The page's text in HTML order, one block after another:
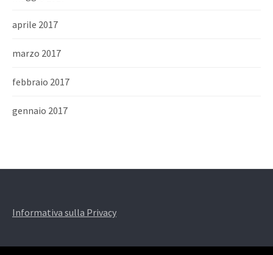
aprile 2017
marzo 2017
febbraio 2017
gennaio 2017
Informativa sulla Privacy